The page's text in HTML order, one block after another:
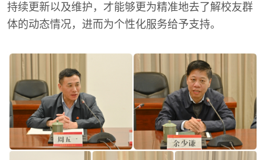
持续更新以及维护，才能够更为精准地去了解校友群
体的动态情况，进而为个性化服务给予支持。